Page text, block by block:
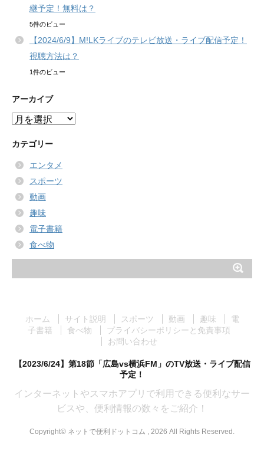
継予定！無料は？
5件のビュー
【2024/6/9】M!LKライブのテレビ放送・ライブ配信予定！
視聴方法は？
1件のビュー
アーカイブ
ア
カ
ブ
カテゴリー
エンタメ
スポーツ
動画
趣味
電子書籍
食べ物
ホーム サイト説明 スポーツ 動画 趣味
電
子書籍
食べ物
プライバシーポリシーと免責事項
お問い合わせ
【2023/6/24】第18節「広島vs横浜FM」のTV放送・ライブ配信
予定！
インターネットやスマホアプリで利用できる便利なサー
ビスや、便利情報の数々をご紹介！
Copyright© ネットで便利ドットコム , 2026 All Rights Reserved.